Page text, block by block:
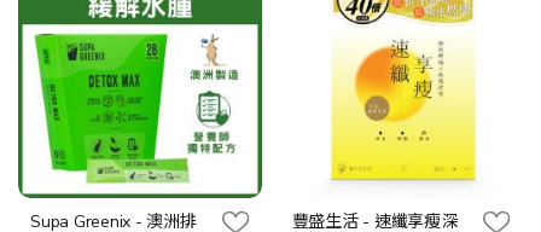
Supa Greenix - 澳洲排 豐盛生活 - 速纖享瘦深